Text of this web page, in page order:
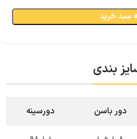
سبد خرید
بندی
دور باسن دورسینه